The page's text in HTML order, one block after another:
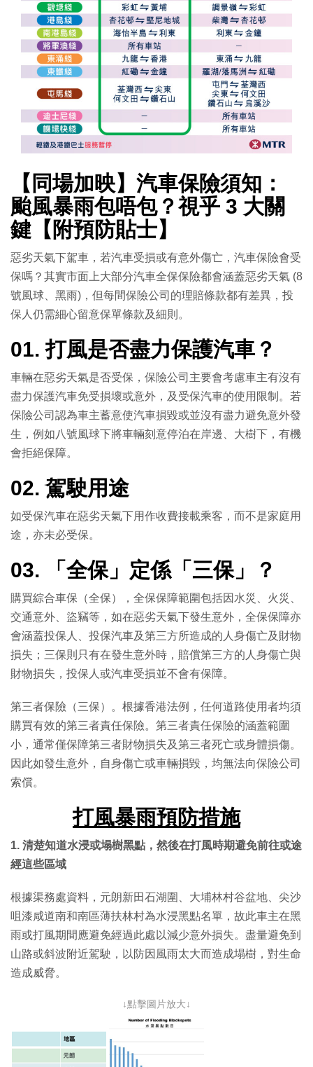
【同場加映】汽車保險須知：
颱風暴雨包唔包？視乎 3 大關
鍵【附預防貼士】
惡劣天氣下駕車，若汽車受損或有意外傷亡，汽車保險會受
保嗎？其實市面上大部分汽車全保保險都會涵蓋惡劣天氣 (8
號風球、黑雨)，但每間保險公司的理賠條款都有差異，投
保人仍需細心留意保單條款及細則。
01. 打風是否盡力保護汽車？
車輛在惡劣天氣是否受保，保險公司主要會考慮車主有沒有
盡力保護汽車免受損壞或意外，及受保汽車的使用限制。若
保險公司認為車主蓄意使汽車損毀或並沒有盡力避免意外發
生，例如八號風球下將車輛刻意停泊在岸邊、大樹下，有機
會拒絕保障。
02. 駕駛用途
如受保汽車在惡劣天氣下用作收費接載乘客，而不是家庭用
途，亦未必受保。
03. 「全保」定係「三保」？
購買綜合車保（全保），全保保障範圍包括因水災、火災、
交通意外、盜竊等，如在惡劣天氣下發生意外，全保保障亦
會涵蓋投保人、投保汽車及第三方所造成的人身傷亡及財物
損失；三保則只有在發生意外時，賠償第三方的人身傷亡與
財物損失，投保人或汽車受損並不會有保障。
第三者保險（三保）。根據香港法例，任何道路使用者均須
購買有效的第三者責任保險。第三者責任保險的涵蓋範圍
小，通常僅保障第三者財物損失及第三者死亡或身體損傷。
因此如發生意外，自身傷亡或車輛損毀，均無法向保險公司
索償。
打風暴雨預防措施
1. 清楚知道水浸或塌樹黑點，然後在打風時期避免前往或途
經這些區域
根據渠務處資料，元朗新田石湖圍、大埔林村谷盆地、尖沙
咀漆咸道南和南區薄扶林村為水浸黑點名單，故此車主在黑
雨或打風期間應避免經過此處以減少意外損失。盡量避免到
山路或斜波附近駕駛，以防因風雨太大而造成塌樹，對生命
造成威脅。
↓點擊圖片放大↓